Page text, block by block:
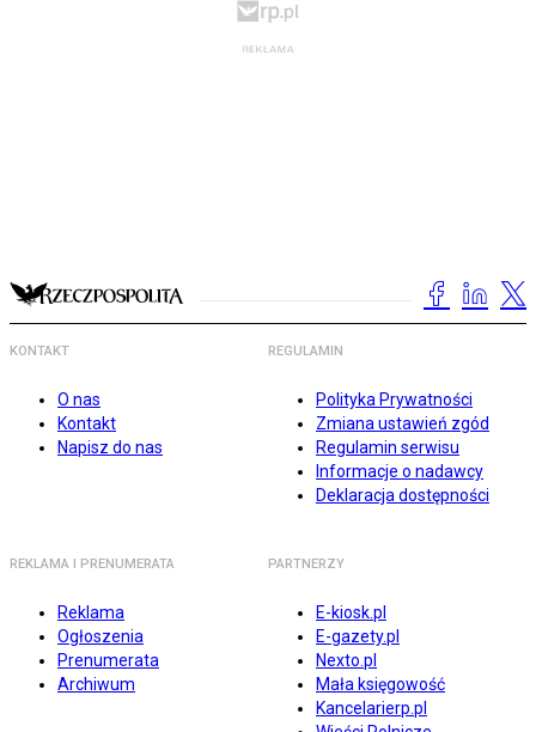
KONTAKT
O nas
Kontakt
Napisz do nas
REGULAMIN
Polityka Prywatności
Zmiana ustawień zgód
Regulamin serwisu
Informacje o nadawcy
Deklaracja dostępności
REKLAMA I PRENUMERATA
Reklama
Ogłoszenia
Prenumerata
Archiwum
PARTNERZY
E-kiosk.pl
E-gazety.pl
Nexto.pl
Mała księgowość
Kancelarierp.pl